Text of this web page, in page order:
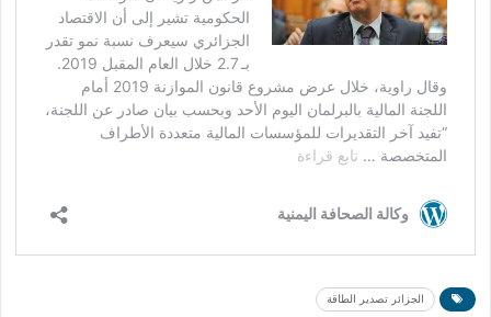
الجزائر تصدير الطاقة